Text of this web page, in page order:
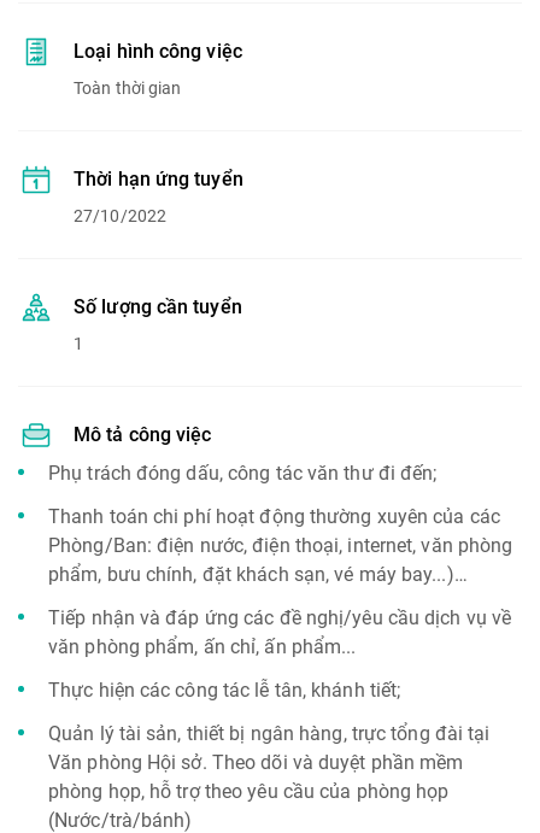
Loại hình công việc
Toàn thời gian
Thời hạn ứng tuyển
27/10/2022
Số lượng cần tuyển
1
Mô tả công việc
Phụ trách đóng dấu, công tác văn thư đi đến;
Thanh toán chi phí hoạt động thường xuyên của các
Phòng/Ban: điện nước, điện thoại, internet, văn phòng
phẩm, bưu chính, đặt khách sạn, vé máy bay...)…
Tiếp nhận và đáp ứng các đề nghị/yêu cầu dịch vụ về
văn phòng phẩm, ấn chỉ, ấn phẩm...
Thực hiện các công tác lễ tân, khánh tiết;
Quản lý tài sản, thiết bị ngân hàng, trực tổng đài tại
Văn phòng Hội sở. Theo dõi và duyệt phần mềm
phòng họp, hỗ trợ theo yêu cầu của phòng họp
(Nước/trà/bánh)